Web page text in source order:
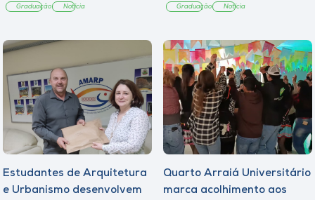
Graduação Notícia Graduação Notícia
Estudantes de Arquitetura
e Urbanismo desenvolvem
Quarto Arraiá Universitário
marca acolhimento aos